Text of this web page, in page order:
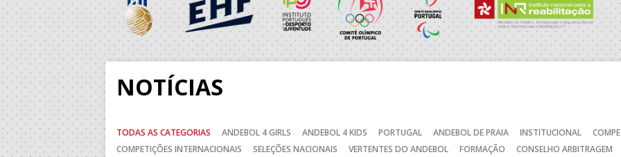
14:00 138 ABC DE BRAGA /OBO Bettermann _ - _ AD ACADEMIA ANDEBOL
15:00 136 MADEIRA SAD _ - _ CJ A. GARRETT /Pristivus
NOTÍCIAS
TODAS AS CATEGORIAS ANDEBOL 4 GIRLS ANDEBOL 4 KIDS PORTUGAL ANDEBOL DE PRAIA INSTITUCIONAL
COMPETIÇÕES INTERNACIONAIS
SELEÇÕES NACIONAIS VERTENTES DO ANDEBOL FORMAÇÃO CONSELHO ARBITRAGEM